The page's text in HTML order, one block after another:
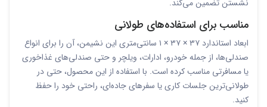
نشستن تضمین می‌کند.
مناسب برای استفاده‌های طولانی
ابعاد استاندارد ۳۷ × ۳۷ × ۱ سانتی‌متری این نشیمن، آن را برای انواع
صندلی‌ها، از جمله خودرو، ادارات، ویلچر و حتی صندلی‌های غذاخوری
یا مسافرتی مناسب کرده است. با استفاده از این محصول، حتی در
طولانی‌ترین جلسات کاری یا سفرهای جاده‌ای، راحتی خود را حفظ
کنید.